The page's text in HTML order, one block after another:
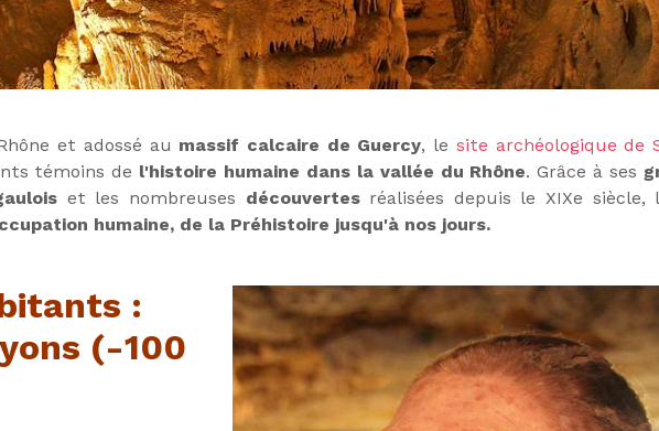
et adossé au massif calcaire de Guercy, le site archéologique de
témoins de l'histoire humaine dans la vallée du Rhône. Grâce à ses
et les nombreuses découvertes réalisées depuis le XIXe siècle,
humaine, de la Préhistoire jusqu'à nos jours.
:
(-100